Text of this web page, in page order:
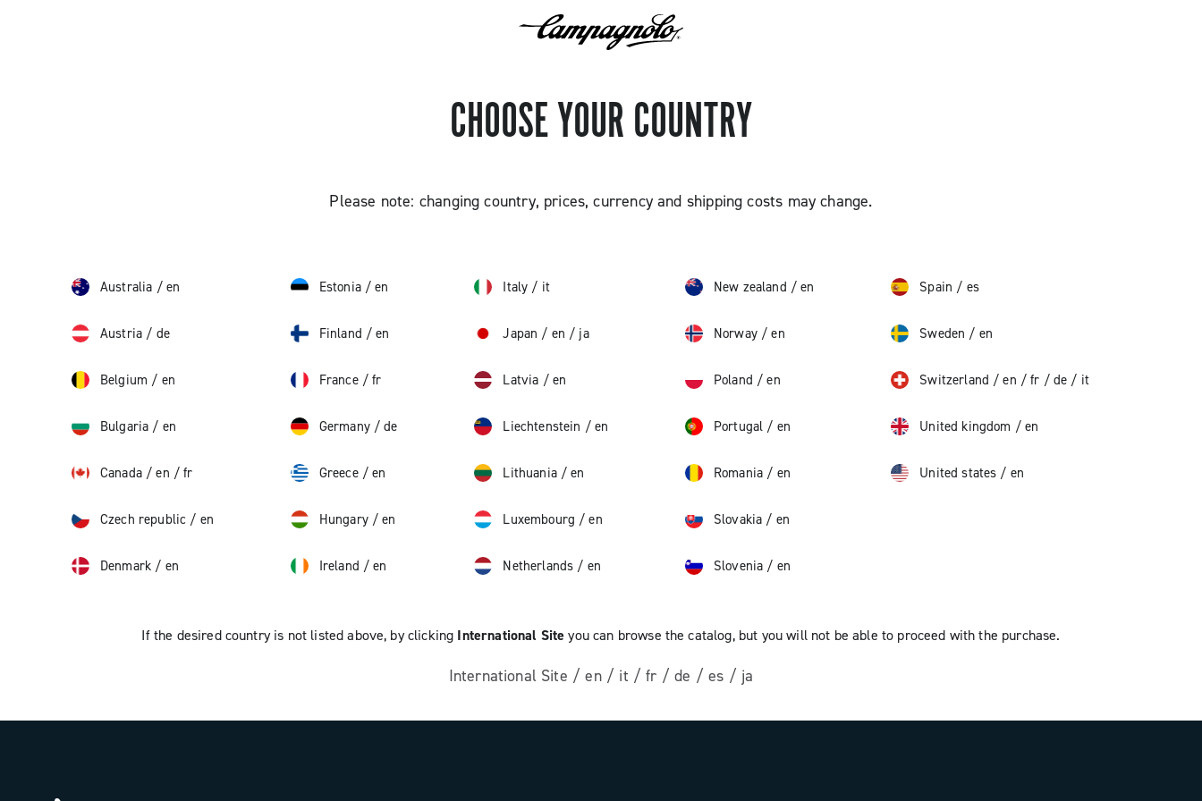
CHOOSE YOUR COUNTRY
Please note: changing country, prices, currency and shipping costs may change.
Australia / en
Austria / de
Belgium / en
Bulgaria / en
Canada/en /fr
Czech republic / en
Denmark / en
Estonia/en
Finland /en
France/fr
Germany/de
Greece/en
Hungary/en
Ireland /en
Italy / it
Japan / en / ja
Latvia / en
Liechtenstein / en
Lithuania/en
Luxembourg /en
Netherlands / en
New zealand /en
Norway/en
Poland /en
Portugal / en
Romania / en
Slovakia / en
Slovenia / en
Spain / es
Sweden / en
Switzerland /en /fr / de / it
United kingdom / en
United states / en
If the desired country is not listed above, by clicking International Site you can browse the catalog, but you will not be able to proceed with the purchase.
International Site /en / it /fr /de /es / ja